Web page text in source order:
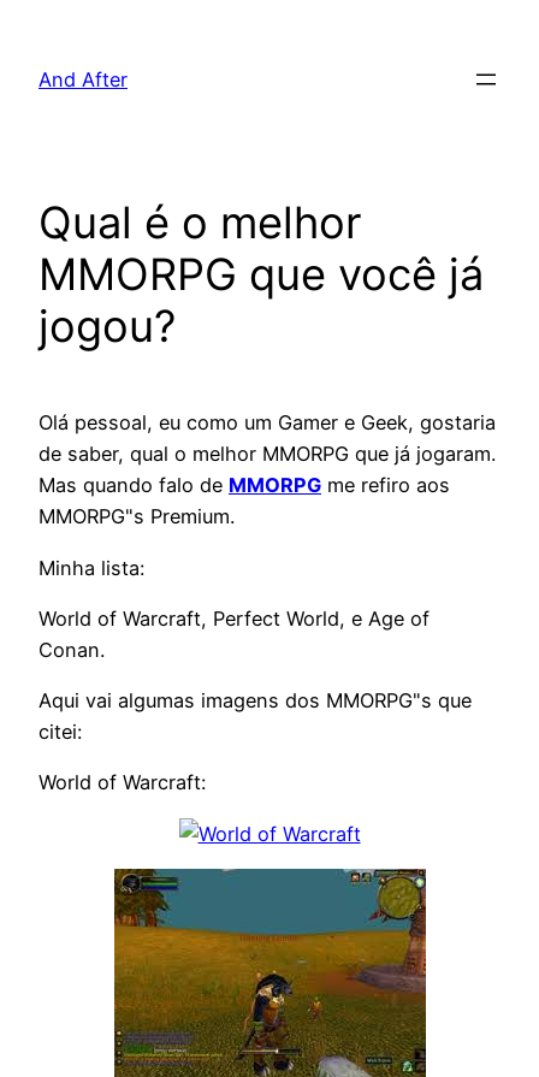
And After
Qual é o melhor
MMORPG que você já
jogou?
Olá pessoal, eu como um Gamer e Geek, gostaria
de saber, qual o melhor MMORPG que já jogaram.
Mas quando falo de MMORPG me refiro aos
MMORPG"s Premium.
Minha lista:
World of Warcraft, Perfect World, e Age of
Conan.
Aqui vai algumas imagens dos MMORPG"s que
citei:
World of Warcraft: